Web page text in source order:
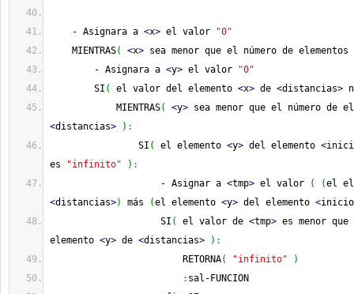
- Asignara a <x> el valor
"0"
MIENTRAS( <x> sea menor que el número de
- Asignara a <y> el valor
"0"
SI ( el valor del elemento <x> de <distancias>
MIENTRAS( <y>
<distancias> ) :
SI ( el elemento <y> del elemento <
es
"infinito" ) :
- Asignar a <tmp> el valor ( (el
<distancias>) más (el elemento <y> del elemento <inicio
SI ( el valor de <tmp> es menor
elemento <y> de <distancias> ) :
RETORNA( "infinito"
)
: sal - FUNCION